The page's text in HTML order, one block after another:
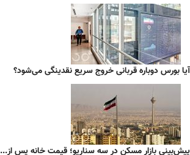
آیا بورس دوباره قربانی خروج سریع نقدینگی می‌شود؟
پیش‌بینی بازار مسکن در سه سناریو؛ قیمت خانه پس از...